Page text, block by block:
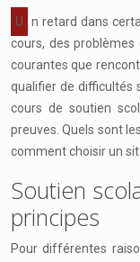
Un retard dans certaines matières, des difficultés à assimiler les
cours, des
courantes que
qualifier de difficultés
cours de soutien
preuves. Quels sont
comment choisir un
Soutien
principes
Pour différentes